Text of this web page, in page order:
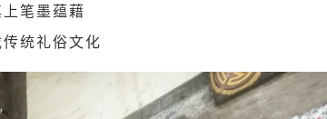
笔墨蕴藉
统礼俗文化